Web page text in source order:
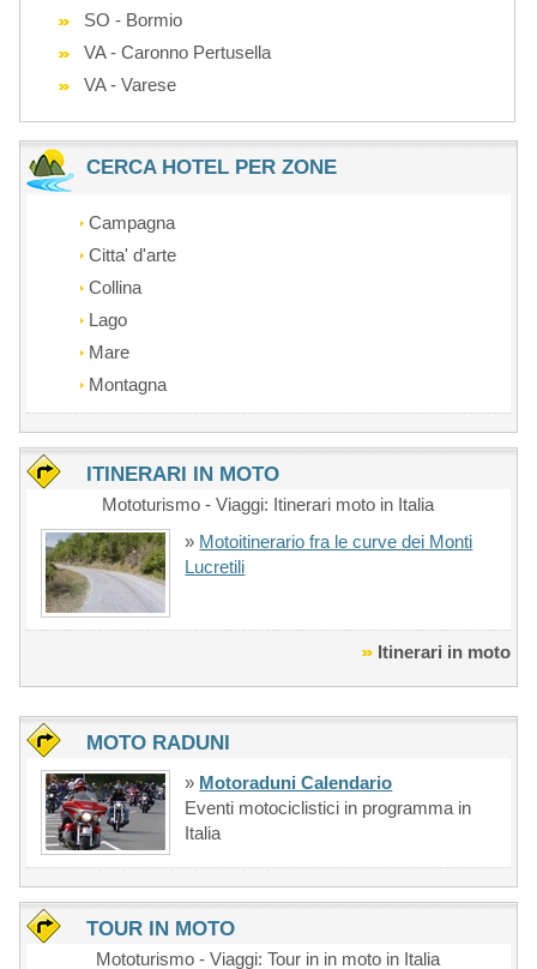
SO - Bormio
VA - Caronno Pertusella
VA - Varese
CERCA HOTEL PER ZONE
Campagna
Citta' d'arte
Collina
Lago
Mare
Montagna
ITINERARI IN MOTO
Mototurismo - Viaggi: Itinerari moto in Italia
» Motoitinerario fra le curve dei Monti
Lucretili
Itinerari in moto
MOTO RADUNI
» Motoraduni Calendario
Eventi motociclistici in programma in
Italia
TOUR IN MOTO
Mototurismo - Viaggi: Tour in in moto in Italia